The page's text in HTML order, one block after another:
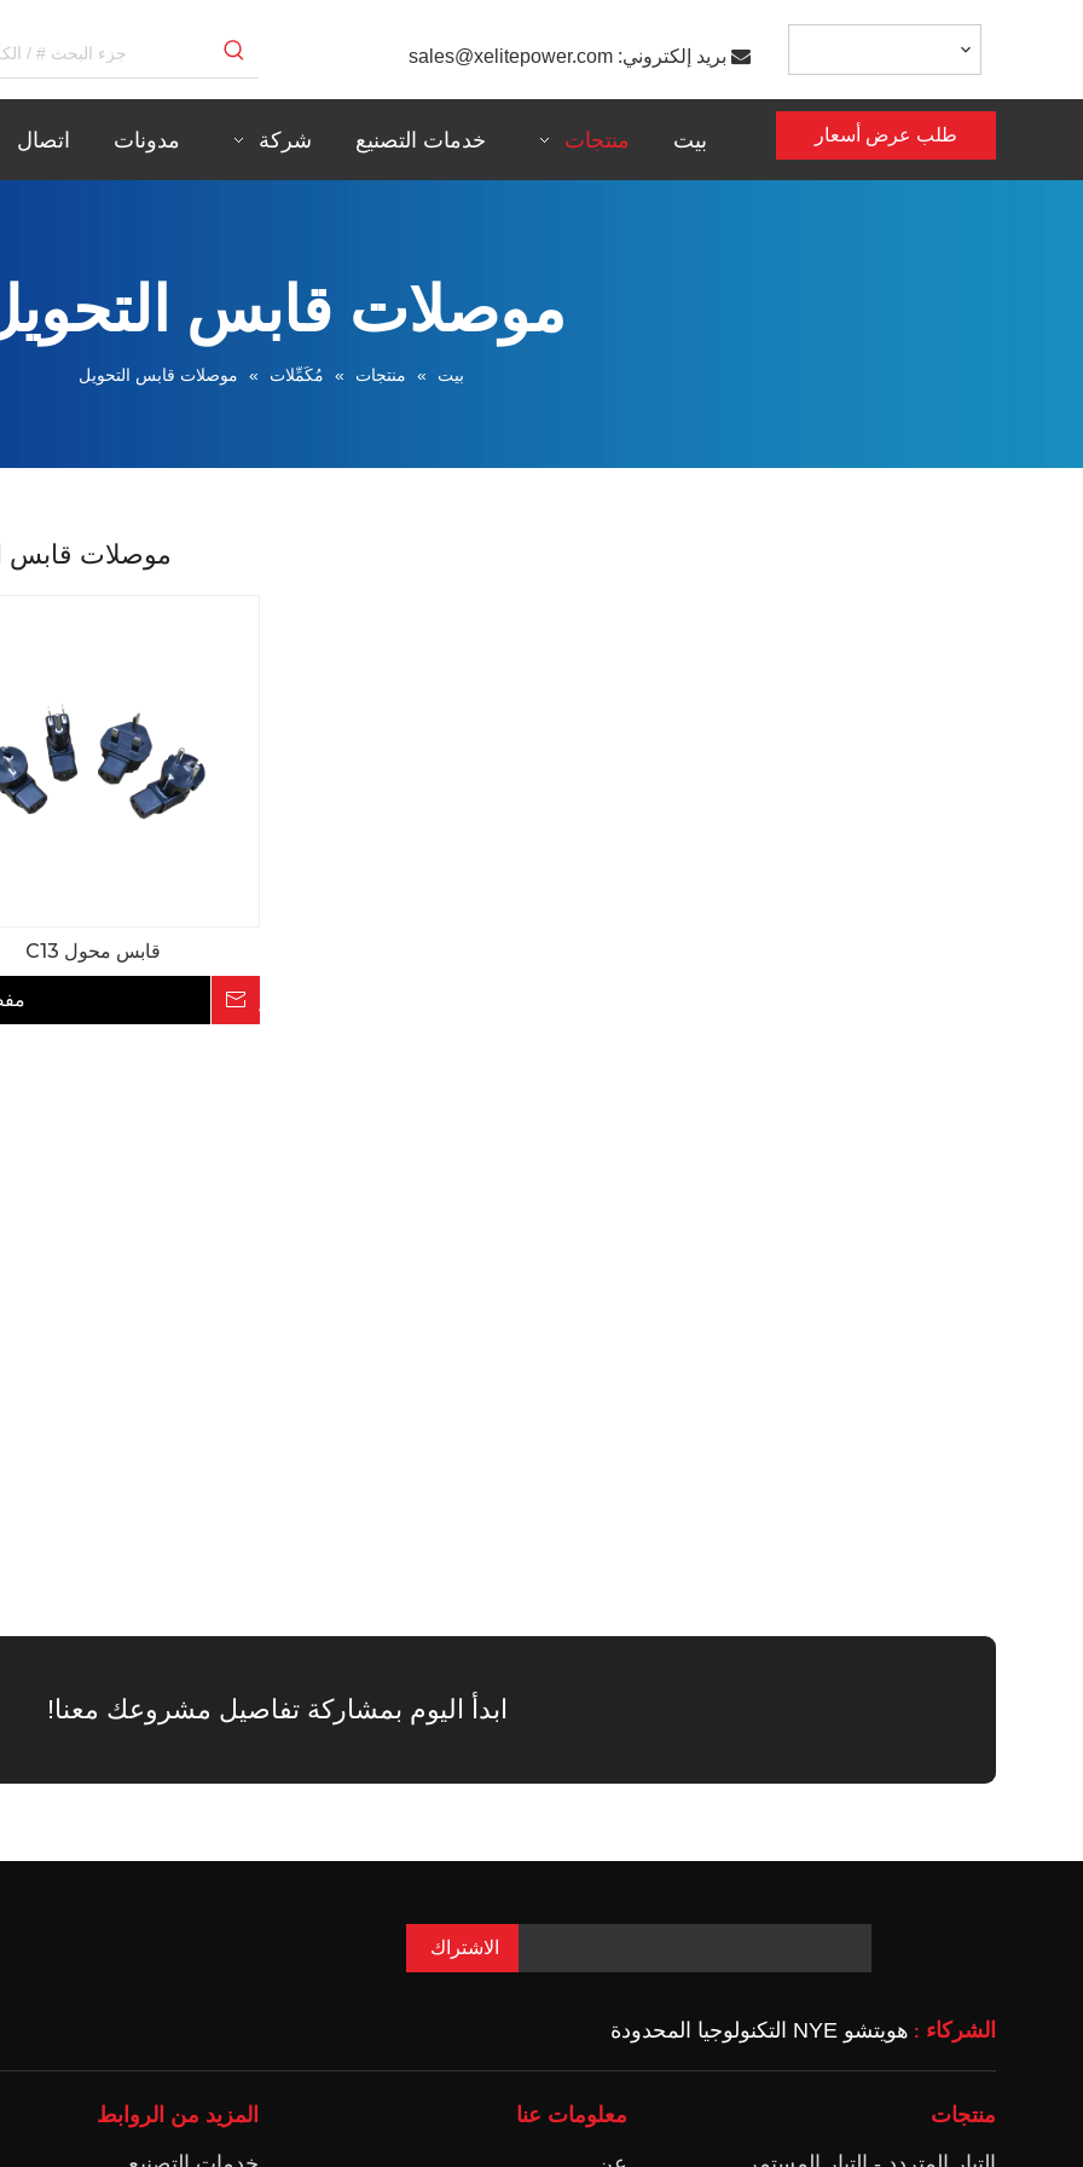
 بريد إلكتروني:sales@xelitepower.com
بيت منتجات خدمات التصنيع شركة مدونات اتصال طلب عرض أسعار
موصلات قابس
بيت » منتجات » مُكَمِّلات » موصلات قابس التحويل
مصدر
موصلات قابس
قابس محول C13
ابدأ اليوم بمشاركة تفاصيل مشروعك معنا!
الاشتراك
الشركاء : هويتشو NYE التكنولوجيا المحدودة
منتجات
معلومات عنا
المزيد من الروابط